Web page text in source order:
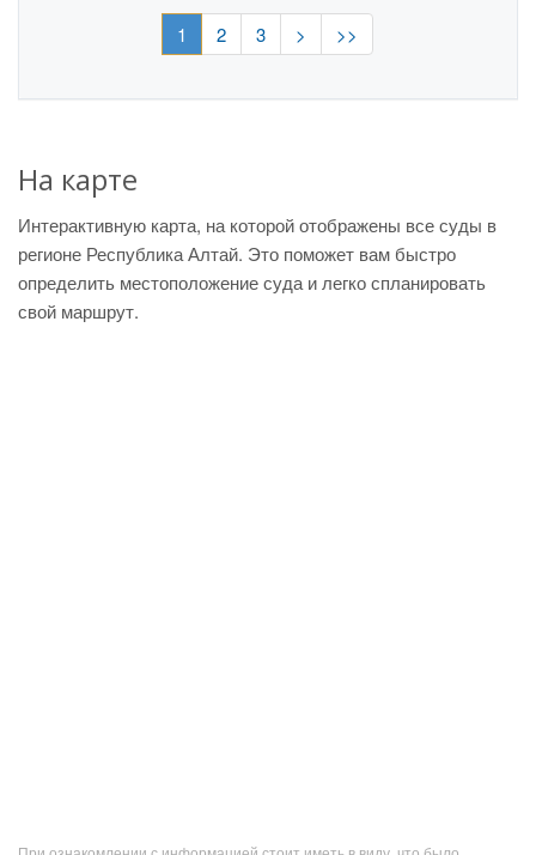
1 2 3 > >>
На карте
Интерактивную карта, на которой отображены все суды в
регионе Республика Алтай. Это поможет вам быстро
определить местоположение суда и легко спланировать
свой маршрут.